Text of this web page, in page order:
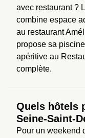
avec restaurant ?
combine espace
au restaurant
propose sa
apéritive au
complète.
Quels hôtels
Seine-Saint-
Pour un weekend